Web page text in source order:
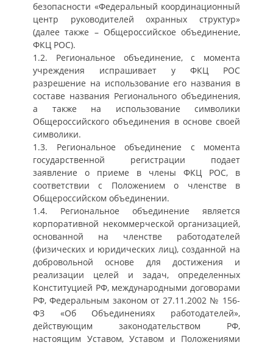
безопасности «Федеральный координационный
центр руководителей охранных структур»
(далее также – Общероссийское объединение,
ФКЦ РОС).
1.2. Региональное объединение, с момента
учреждения испрашивает у ФКЦ РОС
разрешение на использование его названия в
составе названия Регионального объединения,
а также на использование символики
Общероссийского объединения в основе своей
символики.
1.3. Региональное объединение с момента
государственной регистрации подает
заявление о приеме в члены ФКЦ РОС, в
соответствии с Положением о членстве в
Общероссийском объединении.
1.4. Региональное объединение является
корпоративной некоммерческой организацией,
основанной на членстве работодателей
(физических и юридических лиц), созданной на
добровольной основе для достижения и
реализации целей и задач, определенных
Конституцией РФ, международными договорами
РФ, Федеральным законом от 27.11.2002 № 156-
ФЗ «Об Объединениях работодателей»,
действующим законодательством РФ,
настоящим Уставом, Уставом и Положениями